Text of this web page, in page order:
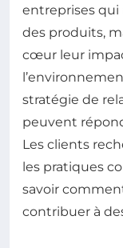
entreprises qui
des produits,
cœur leur
stratégie de
peuvent
Les clients
les pratiques
savoir
contribuer à